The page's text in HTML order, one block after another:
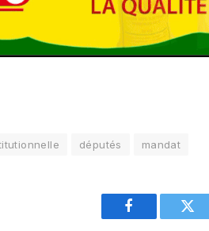
députés mandat
Facebook